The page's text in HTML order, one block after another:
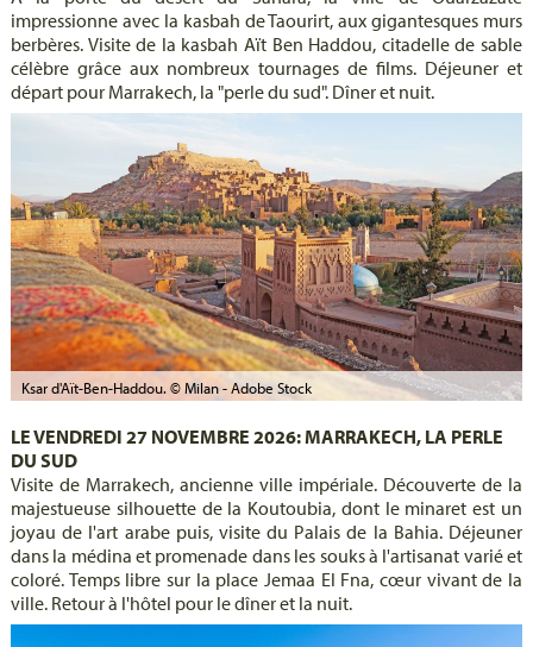
impressionne avec la kasbah de Taourirt, aux gigantesques murs
berbères. Visite de la kasbah Aït Ben Haddou, citadelle de sable
célèbre grâce aux nombreux tournages de films. Déjeuner et
départ pour Marrakech, la "perle du sud". Dîner et nuit.
Ksar d'Aït-Ben-Haddou. © Milan - Adobe Stock
LE VENDREDI 27 NOVEMBRE 2026: MARRAKECH, LA PERLE
DU SUD
Visite de Marrakech, ancienne ville impériale. Découverte de la
majestueuse silhouette de la Koutoubia, dont le minaret est un
joyau de l'art arabe puis, visite du Palais de la Bahia. Déjeuner
dans la médina et promenade dans les souks à l'artisanat varié et
coloré. Temps libre sur la place Jemaa El Fna, cœur vivant de la
ville. Retour à l'hôtel pour le dîner et la nuit.